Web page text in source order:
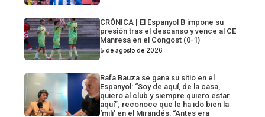
CRÓNICA | El Espanyol B impone su
presión tras el descanso y vence al CE
Manresa en el Congost (0-1)
5 de agosto de 2026
Rafa Bauza se gana su sitio en el
Espanyol: “Soy de aquí, de la casa,
quiero al club y siempre quiero estar
aquí”; reconoce que le ha ido bien la
‘mili’ en el Mirandés: “Antes era